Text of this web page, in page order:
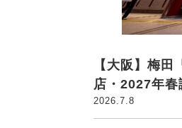
【大阪】梅
店・2027年春
2026.7.8